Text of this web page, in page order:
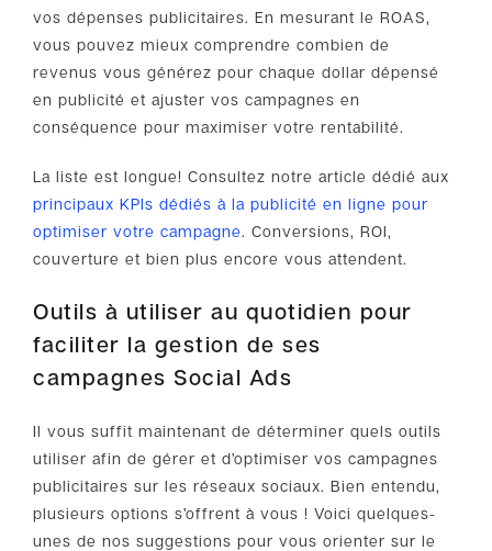
vos dépenses publicitaires. En mesurant le ROAS,
vous pouvez mieux comprendre combien de
revenus vous générez pour chaque dollar dépensé
en publicité et ajuster vos campagnes en
conséquence pour maximiser votre rentabilité.
La liste est longue! Consultez notre article dédié aux
principaux KPIs dédiés à la publicité en ligne pour
optimiser votre campagne. Conversions, ROI,
couverture et bien plus encore vous attendent.
Outils à utiliser au quotidien pour
faciliter la gestion de ses
campagnes Social Ads
Il vous suffit maintenant de déterminer quels outils
utiliser afin de gérer et d’optimiser vos campagnes
publicitaires sur les réseaux sociaux. Bien entendu,
plusieurs options s’offrent à vous ! Voici quelques-
unes de nos suggestions pour vous orienter sur le